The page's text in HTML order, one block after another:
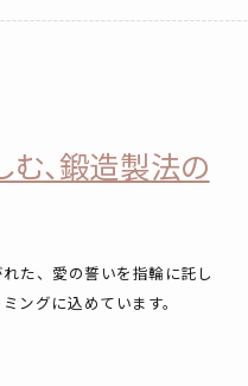
む、鍛造製法の
た、愛の誓いを指輪に託し
ングに込めています。